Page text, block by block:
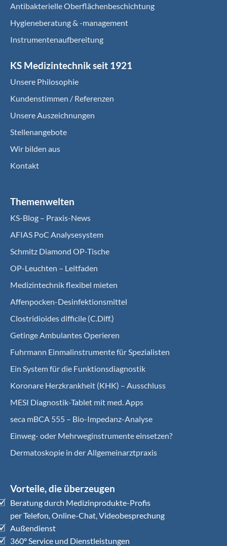
Antibakterielle Oberflächenbeschichtung
Hygieneberatung & -management
Instrumentenaufbereitung
KS Medizintechnik seit 1921
Unsere Philosophie
Kundenstimmen / Referenzen
Unsere Auszeichnungen
Stellenangebote
Wir bilden aus
Kontakt
Themenwelten
KS-Blog – Praxis-News
AFIAS PoC Analysesystem
Schmitz Diamond OP-Tische
OP-Leuchten – Leitfaden
Medizintechnik flexibel mieten
Affenpocken-Desinfektionsmittel
Clostridioides difficile (C.Diff.)
Getinge Ambulantes Operieren
Fuhrmann Einmalinstrumente für Spezialisten
Ein System für die Funktionsdiagnostik
Koro­nare Herz­krank­heit (KHK) – Ausschluss
MESI Diagnostik-Tablet mit med. Apps
seca mBCA 555 – Bio-Impedanz-Analyse
Einweg- oder Mehrweginstrumente einsetzen?
Dermatoskopie in der Allgemeinarztpraxis
Vorteile, die überzeugen
Beratung durch Medizinprodukte-Profis
per Telefon, Online-Chat, Videobesprechung
Außendienst
360° Service und Dienstleistungen